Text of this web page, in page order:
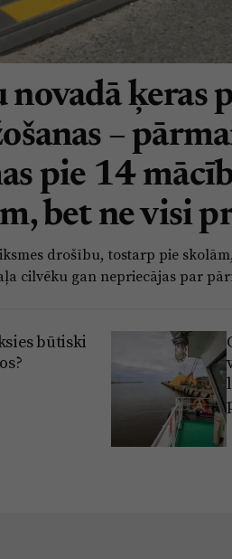
novadā ķeras
–
pie 14
bet ne visi
drošību, tostarp pie
cilvēku gan nepriecājas par
būtiski